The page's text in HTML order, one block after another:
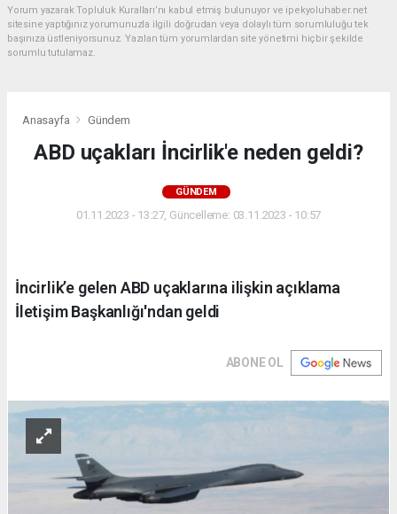
Yorum yazarak Topluluk Kuralları’nı kabul etmiş bulunuyor ve ipekyoluhaber.net
sitesine yaptığınız yorumunuzla ilgili doğrudan veya dolaylı tüm sorumluluğu tek
başınıza üstleniyorsunuz. Yazılan tüm yorumlardan site yönetimi hiçbir şekilde
sorumlu tutulamaz.
Anasayfa Gündem
ABD uçakları İncirlik'e neden geldi?
GÜNDEM
01.11.2023 - 13:27, Güncelleme: 03.11.2023 - 10:57
İncirlik’e gelen ABD uçaklarına ilişkin açıklama
İletişim Başkanlığı'ndan geldi
ABONE OL